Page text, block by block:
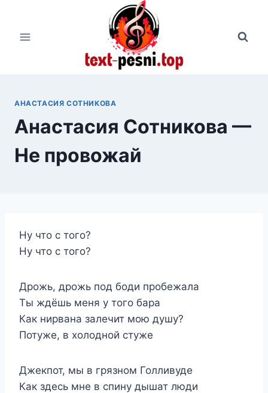
содержимому
АНАСТАСИЯ СОТНИКОВА
Анастасия Сотникова —
Не провожай
Ну что с того?
Ну что с того?
Дрожь, дрожь под боди пробежала
Ты ждёшь меня у того бара
Как нирвана залечит мою душу?
Потуже, в холодной стуже
Джекпот, мы в грязном Голливуде
Как здесь мне в спину дышат люди